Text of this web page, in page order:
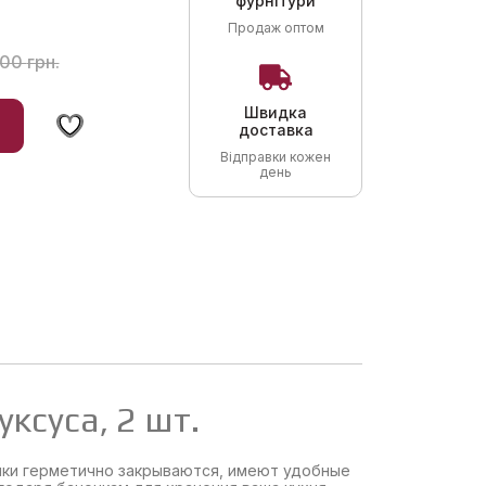
грн.
Продаж оптом
Швидка
доставка
Відправки кожен
день
2 шт.
герметично закрываются, имеют удобные